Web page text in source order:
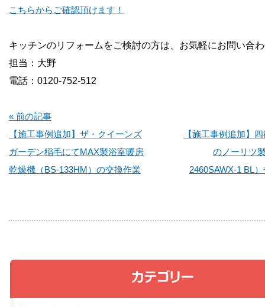
こちらからご確認頂けます！
キッチンのリフォームをご検討の方は、お気軽にお問い合
担当：大野
電話：0120-752-512
« 前の記事
【施工事例追加】ザ・クイーンズ
ガーデン稲毛にてMAX製浴室暖房
乾燥機（BS-133HM）の交換作業
【施工事例追加】
のノーリツ
2460SAWX-1 BL